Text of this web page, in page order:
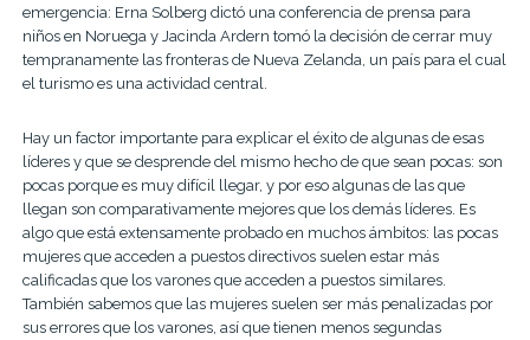
emergencia: Erna Solberg dictó una conferencia de prensa para
niños en Noruega y Jacinda Ardern tomó la decisión de cerrar muy
tempranamente las fronteras de Nueva Zelanda, un país para el cual
el turismo es una actividad central.
Hay un factor importante para explicar el éxito de algunas de esas
líderes y que se desprende del mismo hecho de que sean pocas: son
pocas porque es muy difícil llegar, y por eso algunas de las que
llegan son comparativamente mejores que los demás líderes. Es
algo que está extensamente probado en muchos ámbitos: las pocas
mujeres que acceden a puestos directivos suelen estar más
calificadas que los varones que acceden a puestos similares.
También sabemos que las mujeres suelen ser más penalizadas por
sus errores que los varones, así que tienen menos segundas